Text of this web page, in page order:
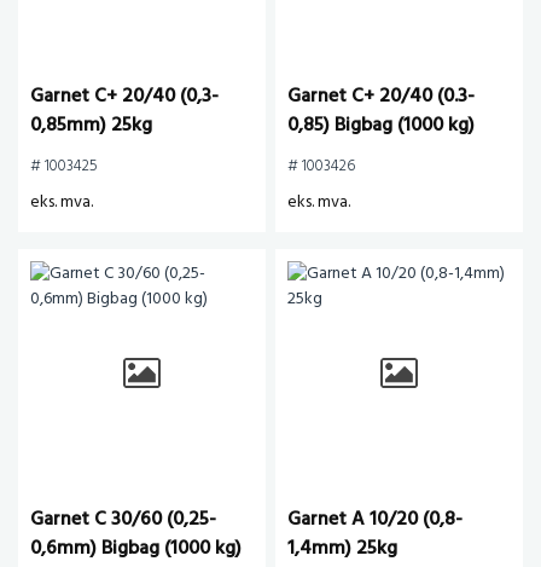
Garnet C+ 20/40 (0,3-
0,85mm) 25kg
# 1003425
eks. mva.
Garnet C+ 20/40 (0.3-
0,85) Bigbag (1000 kg)
# 1003426
eks. mva.
Garnet C 30/60 (0,25-
0,6mm) Bigbag (1000 kg)
Garnet A 10/20 (0,8-
1,4mm) 25kg